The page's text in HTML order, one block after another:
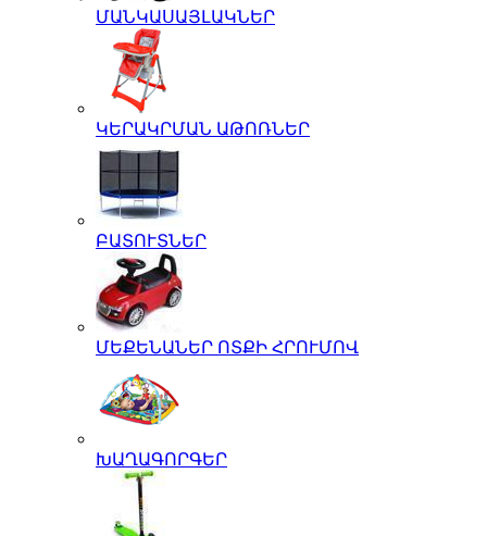
ՄԱՆԿԱՍԱՅԼԱԿՆԵՐ
ԿԵՐԱԿՐՄԱՆ ԱԹՈՌՆԵՐ
ԲԱՏՈՒՏՆԵՐ
ՄԵՔԵՆԱՆԵՐ ՈՏՔԻ ՀՐՈՒՄՈՎ
ԽԱՂԱԳՈՐԳԵՐ